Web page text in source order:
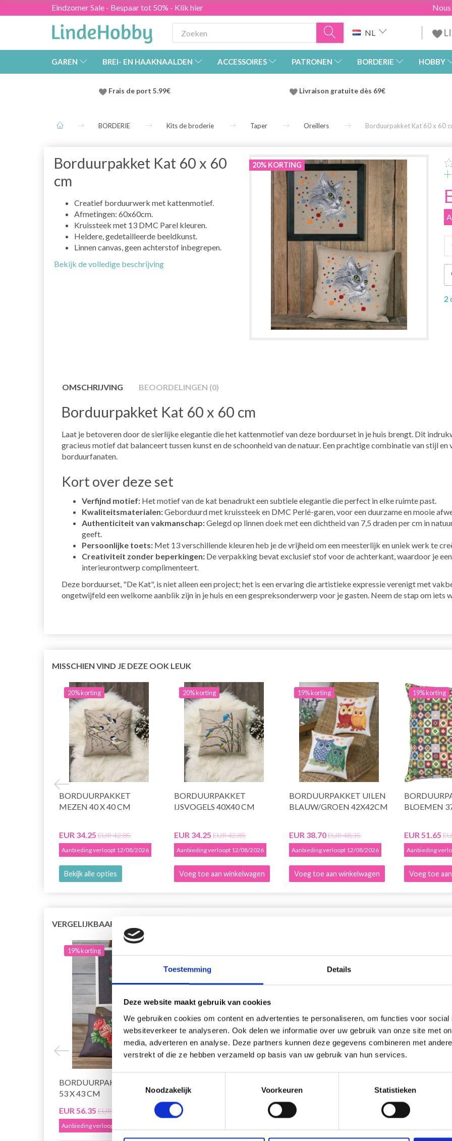
Toestemming Details
Deze website maakt gebruik van cookies
We gebruiken cookies om content en advertenties te personaliseren, om functies voor social
websiteverkeer te analyseren. Ook delen we informatie over uw gebruik van onze site met
media, adverteren en analyse. Deze partners kunnen deze gegevens combineren met
verstrekt of die ze hebben verzameld op basis van uw gebruik van hun services.
Noodzakelijk
Voorkeuren Statistieken
Eindzomer Sale - Bespaar tot 50% - Klik hier
NL
GAREN BREI- EN HAAKNAALDEN ACCESSOIRES PATRONEN BORDERIE HOBBY
Frais de port 5.99€ Livraison gratuite dès 69€
BORDERIE Kits de broderie Taper Oreillers Borduurpakket Kat 60 x 60
Borduurpakket Kat 60 x 60
cm
Creatief borduurwerk met kattenmotief.
Afmetingen: 60x60cm.
Kruissteek met 13 DMC Parel kleuren.
Heldere, gedetailleerde beeldkunst.
Linnen canvas, geen achterstof inbegrepen.
Bekijk de volledige beschrijving
20% KORTING
2
OMSCHRIJVING BEOORDELINGEN (0)
Borduurpakket Kat 60 x 60 cm
Laat je betoveren door de sierlijke elegantie die het kattenmotief van deze borduurset in je huis brengt. Dit
gracieus motief dat balanceert tussen kunst en de schoonheid van de natuur. Een prachtige combinatie van stijl
borduurfanaten.
Kort over deze set
Verfijnd motief: Het motief van de kat benadrukt een subtiele elegantie die perfect in elke ruimte past.
Kwaliteitsmaterialen:Geborduurd met kruissteek en DMC Perlé-garen, voor een duurzame en mooie
Authenticiteit van vakmanschap:Gelegd op linnen doek met een dichtheid van 7,5 draden per cm in
geeft.
Persoonlijke toets: Met 13 verschillende kleuren heb je de vrijheid om een meesterlijk en uniek werk te
Creativiteit zonder beperkingen: De verpakking bevat exclusief stof voor de achterkant, waardoor je
interieurontwerp complimenteert.
Deze borduurset, "De Kat", is niet alleen een project; het is een ervaring die artistieke expressie verenigt met
ongetwijfeld een welkome aanblik zijn in je huis en een gespreksonderwerp voor je gasten. Neem de stap om
MISSCHIEN VIND JE DEZE OOK LEUK
20% korting
BORDUURPAKKET
MEZEN 40 X 40 CM
EUR 34.25 EUR 42.85
Aanbieding verloopt 12/08/2026
Bekijk alle opties
20% korting
BORDUURPAKKET
IJSVOGELS 40X40 CM
EUR 34.25 EUR 42.85
Aanbieding verloopt 12/08/2026
Voeg toe aan winkelwagen
19% korting
BORDUURPAKKET UILEN
BLAUW/GROEN 42X42CM
EUR 38.70EUR 48.35
Aanbieding verloopt 12/08/2026
Voeg toe aan winkelwagen
19% korting
BLOEMEN
EUR 51.65
Aanbieding
Voeg toe
VERGELIJKBAAR MET DIT
19% korting
BORDUURPAKKET RODE ROZEN
53 X 43 CM
EUR 56.35 EUR 70.40
Aanbieding verloopt 12/08/2026
ROZEN 43 X 43 CM
EUR 61.30
36 X 30 CM
EUR 25.70
EUR 32.15